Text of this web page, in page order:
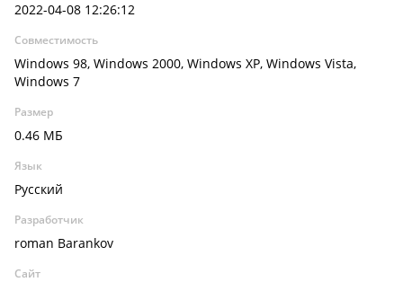
2022-04-08 12:26:12
Совместимость
Windows 98, Windows 2000, Windows XP, Windows Vista,
Windows 7
Размер
0.46 МБ
Язык
Русский
Разработчик
roman Barankov
Сайт